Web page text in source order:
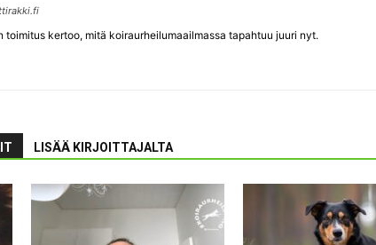
toimitus kertoo, mitä koiraurheilumaailmassa tapahtuu juuri nyt.
LISÄÄ KIRJOITTAJALTA